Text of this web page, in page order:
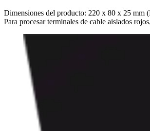
Dimensiones del producto: 220 x 80 x 25
Para procesar terminales de cable aislados